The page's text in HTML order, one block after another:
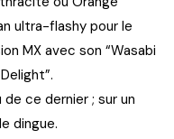
ultra-flashy pour le
MX avec son “Wasabi
ce dernier ; sur un
dingue.